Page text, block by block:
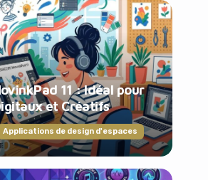
11 : Idéal pour
et Créatifs
Applications de design d'espaces